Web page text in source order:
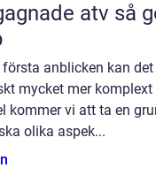
atv så gör du ett tryggt och smart
första anblicken kan
mycket mer
kommer vi att ta en
olika aspek...